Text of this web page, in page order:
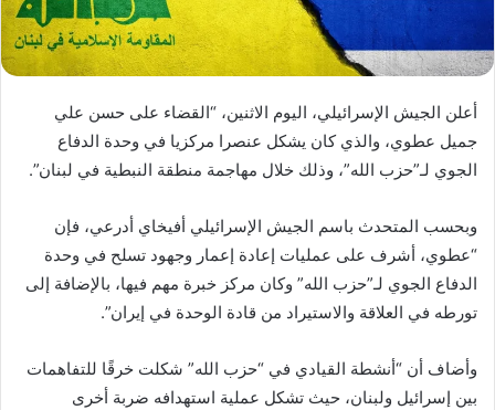
أعلن الجيش الإسرائيلي، اليوم الاثنين، “القضاء على حسن علي
جميل عطوي، والذي كان يشكل عنصرا مركزيا في وحدة الدفاع
الجوي لـ”حزب الله”، وذلك خلال مهاجمة منطقة النبطية في لبنان”.
وبحسب المتحدث باسم الجيش الإسرائيلي أفيخاي أدرعي، فإن
“عطوي، أشرف على عمليات إعادة إعمار وجهود تسلح في وحدة
الدفاع الجوي لـ”حزب الله” وكان مركز خبرة مهم فيها، بالإضافة إلى
تورطه في العلاقة والاستيراد من قادة الوحدة في إيران”.
وأضاف أن “أنشطة القيادي في “حزب الله” شكلت خرقًا للتفاهمات
بين إسرائيل ولبنان، حيث تشكل عملية استهدافه ضربة أخرى